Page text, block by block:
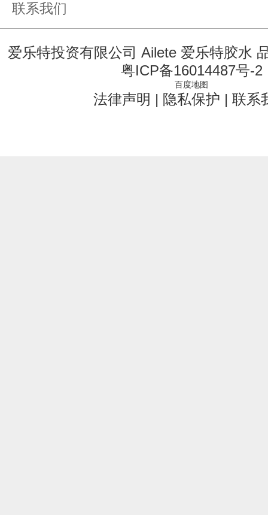
联系我们
爱乐特投资有限公司 Ailete 爱乐特胶水
粤ICP备16014487号-2
百度地图
法律声明 | 隐私保护 | 联系